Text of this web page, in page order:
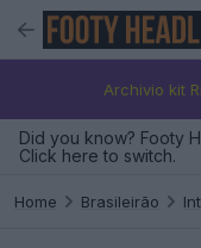
Archivio kit
Did you know? Footy
Click here to switch.
Home Brasileirão